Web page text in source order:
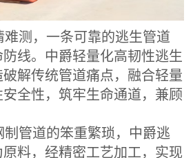
测，一条可靠的逃生管道
线。中爵轻量化高韧性逃生
解传统管道痛点，融合轻量
全性，筑牢生命通道，兼顾
管道的笨重繁琐，中爵逃
料，经精密工艺加工，实现